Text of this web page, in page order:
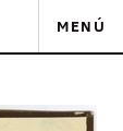
MENÚ